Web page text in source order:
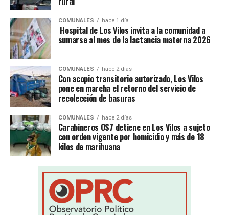
COMUNALES hace 1 día
Hospital de Los Vilos invita a la comunidad a
sumarse al mes de la lactancia materna 2026
COMUNALES hace 2 días
Con acopio transitorio autorizado, Los Vilos
pone en marcha el retorno del servicio de
recolección de basuras
COMUNALES hace 2 días
Carabineros OS7 detiene en Los Vilos a sujeto
con orden vigente por homicidio y más de 18
kilos de marihuana